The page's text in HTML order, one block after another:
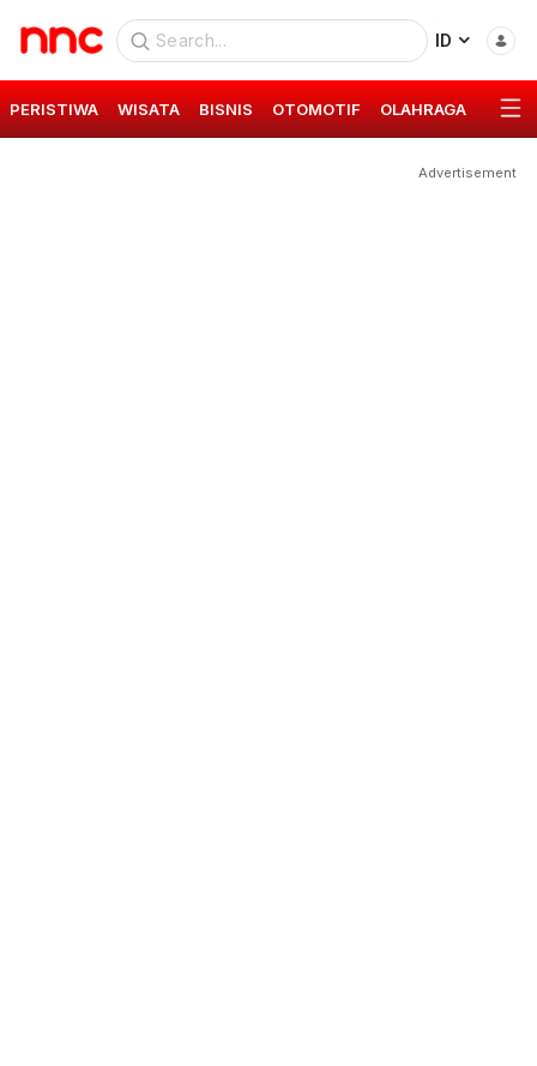
ID
PERISTIWA WISATA BISNIS OTOMOTIF OLAHRAGA GAYA
Advertisement